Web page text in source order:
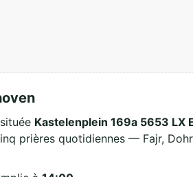
Kastelenplein 169a 5653 LX
prières quotidiennes — Fajr,